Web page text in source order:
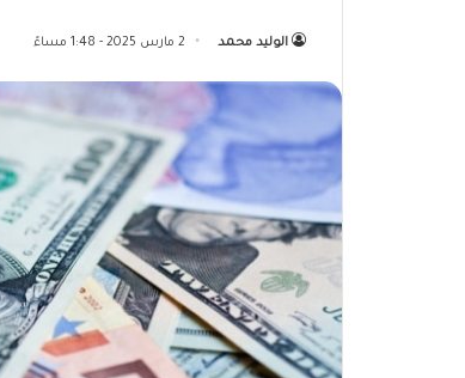
الوليد محمد 2 مارس 2025 - 1:48 مساءً